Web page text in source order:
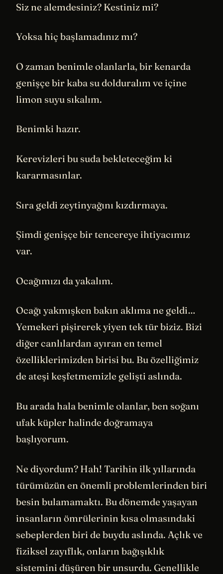
Siz ne alemdesiniz? Kestiniz mi?
Yoksa hiç başlamadınız mı?
O zaman benimle olanlarla, bir kenarda
genişçe bir kaba su dolduralım ve içine
limon suyu sıkalım.
Benimki hazır.
Kerevizleri bu suda bekleteceğim ki
kararmasınlar.
Sıra geldi zeytinyağını kızdırmaya.
Şimdi genişçe bir tencereye ihtiyacımız
var.
Ocağımızı da yakalım.
Ocağı yakmışken bakın aklıma ne geldi…
Yemekeri pişirerek yiyen tek tür biziz. Bizi
diğer canlılardan ayıran en temel
özelliklerimizden birisi bu. Bu özelliğimiz
de ateşi keşfetmemizle gelişti aslında.
Bu arada hala benimle olanlar, ben soğanı
ufak küpler halinde doğramaya
başlıyorum.
Ne diyordum? Hah! Tarihin ilk yıllarında
türümüzün en önemli problemlerinden biri
besin bulamamaktı. Bu dönemde yaşayan
insanların ömrülerinin kısa olmasındaki
sebeplerden biri de buydu aslında. Açlık ve
fiziksel zayıflık, onların bağışıklık
sistemini düşüren bir unsurdu. Genellikle